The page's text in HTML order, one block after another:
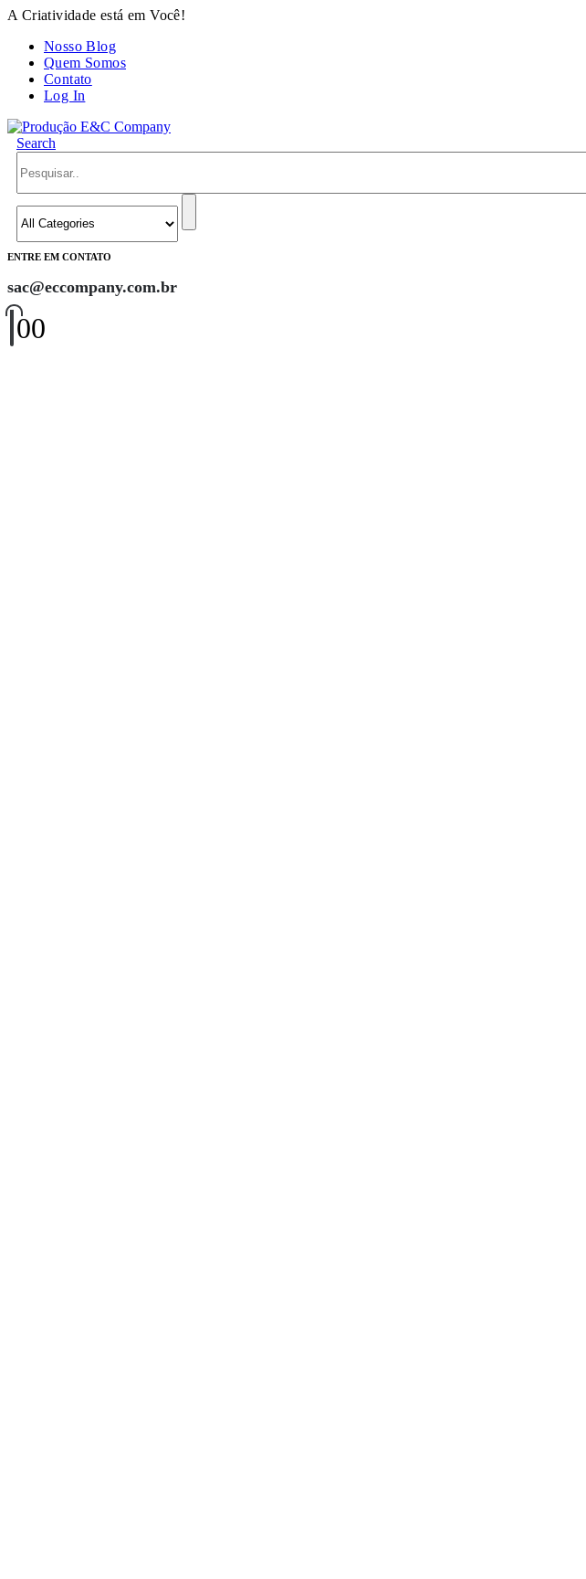
A Criatividade está em Você!
Nosso Blog
Quem Somos
Contato
Log In
Search
ENTRE EM CONTATO
sac@eccompany.com.br
00